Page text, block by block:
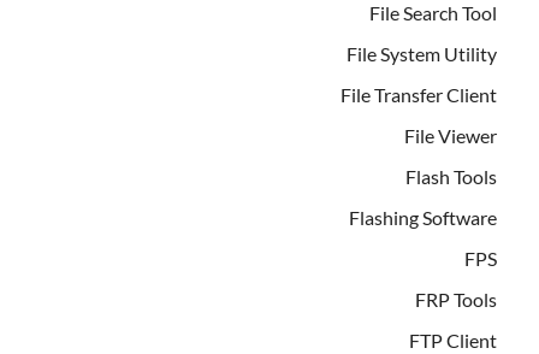
File Search Tool
File System Utility
File Transfer Client
File Viewer
Flash Tools
Flashing Software
FPS
FRP Tools
FTP Client